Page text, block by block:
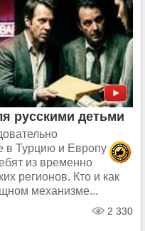
русскими детьми
в Турцию и Европу
из временно
регионов. Кто и как
механизме...
2 330